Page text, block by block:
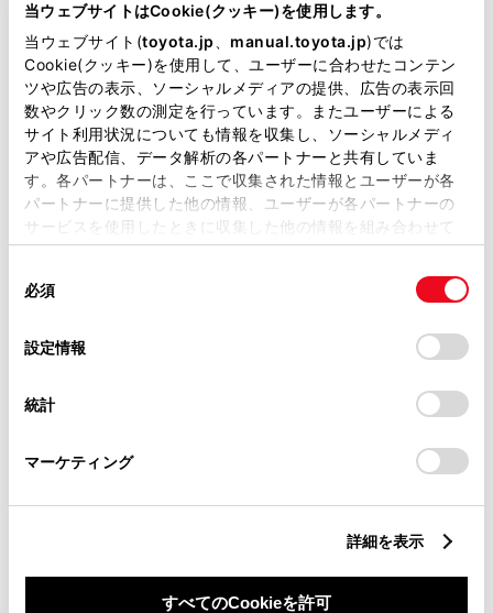
当ウェブサイトはCookie(クッキー)を使用します。
当ウェブサイト(toyota.jp manual.toyota.jp)では
Cookie(クッキー)を使用して、ユーザーに合わせたコンテン
ツや広告の表示、ソーシャルメディアの提供、広告の表示回
数やクリック数の測定を行っています。またユーザーによる
サイト利用状況についても情報を収集し、ソーシャルメディ
アや広告配信、データ解析の各パートナーと共有していま
す。各パートナーは、ここで収集された情報とユーザーが各
パートナーに提供した他の情報、ユーザーが各パートナーの
サービスを使用したときに収集した他の情報を組み合わせて
使用することがあります。当ウェブサイトの使用を続行する
デバイスにすべてのCookie(クッキー)が保存されることに同
意したことになります。Cookie(クッキー)のオプトアウト、
設定の変更、同意を撤回したりするにあたっては、当社の
「Cookie（クッキー）情報の取り扱いについて
」をご覧くだ
必須
設定情報
統計
マーケティング
詳細を表示
すべてのCookieを許可
バリアフリー/多目的トイレ WiFi
フリードリンク
この販売店のウェブサイトはこちら